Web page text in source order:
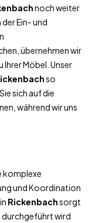
noch weiter
Ein- und
übernehmen wir
Möbel. Unser
so
sich auf die
während wir uns
komplexe
und Koordination
Rickenbachsorgt
wird